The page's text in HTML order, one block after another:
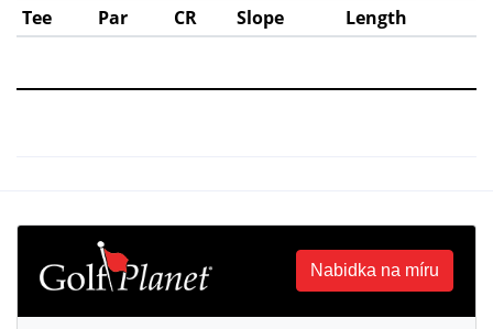
Tee Par CR Slope Length
Nabidka na míru